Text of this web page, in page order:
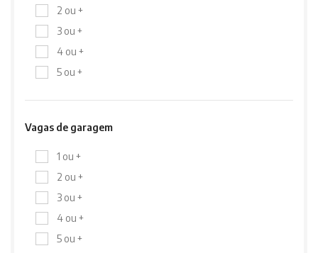
2 ou +
3 ou +
4 ou +
5 ou +
Vagas de garagem
1 ou +
2 ou +
3 ou +
4 ou +
5 ou +